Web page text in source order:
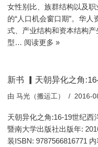
女性别比、族群结构以及
的“人口机会窗口期”。华
式、产业结构和资本结构
型… 阅读更多 »
新书 ▎天朝异化之角
由 马光（搬运工） 2016-
天朝异化之角:16-19世纪西
暨南大学出版社出版年:
装ISBN: 9787566816771